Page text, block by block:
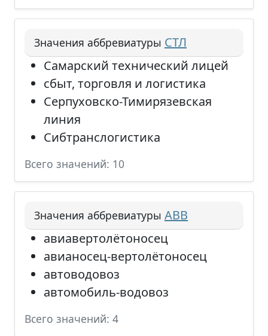
Значения аббревиатуры СТЛ
Самарский технический лицей
сбыт, торговля и логистика
Серпуховско-Тимирязевская
линия
Сибтранслогистика
Всего значений: 10
Значения аббревиатуры АВВ
авиавертолётоносец
авианосец-вертолётоносец
автоводовоз
автомобиль-водовоз
Всего значений: 4